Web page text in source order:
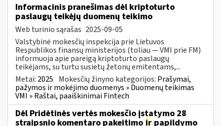
Informacinis pranešimas dėl kriptoturto
paslaugų teikėjų duomenų teikimo
Web turinio sąrašas 2025-09-05
Valstybinė mokesčių inspekcija prie Lietuvos
Respublikos finansų ministerijos (toliau — VMI prie FM)
informuoja apie pareigą kriptoturto paslaugų
teikėjams, su turtu susietų žetonų emitentams,...
Metai: 2025 Mokesčių žinyno kategorijos: Prašymai,
pažymos ir mokėjimo duomenys » Duomenų teikimas
VMI » Raštai, paaiškinimai Fintech
Dėl Pridėtinės vertės mokesčio įstatymo 28
straipsnio komentaro pakeitimo ir papildymo